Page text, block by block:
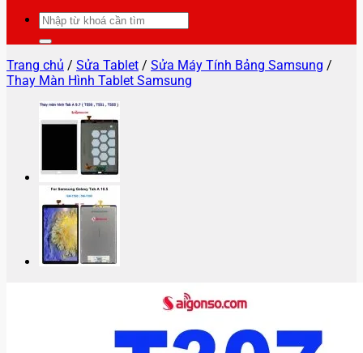
Tìm
kiếm:
Trang chủ / Sửa Tablet / Sửa Máy Tính Bảng Samsung /
Thay Màn Hình Tablet Samsung